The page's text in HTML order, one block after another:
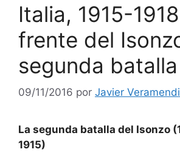
Italia, 1915-
frente del
segunda batalla
09/11/2016 por Javier
La segunda batalla del Isonzo
1915)